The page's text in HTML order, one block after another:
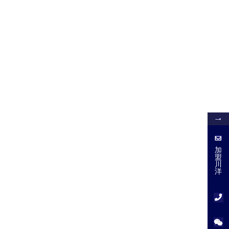
加
盟
川
洋
加
盟
川
服
务